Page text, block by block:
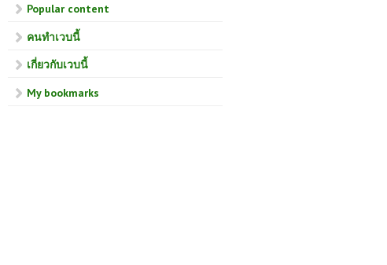
Popular content
คนทำเวบนี้
เกี่ยวกับเวบนี้
My bookmarks